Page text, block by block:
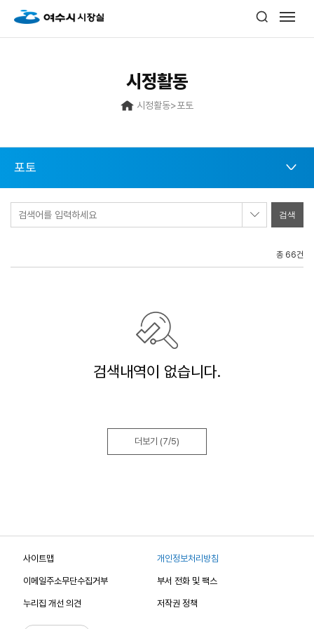
시정활동
시정활동>포토
포토
검색어를 입력하세요
총 66건
검색내역이 없습니다.
더보기 (7/5)
사이트맵 개인정보처리방침
이메일주소무단수집거부 부서 전화 및 팩스
누리집 개선 의견 저작권 정책